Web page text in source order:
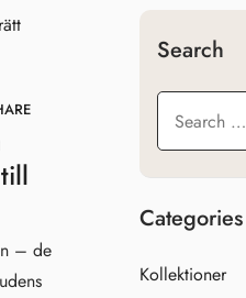
– de
Search
Categories
Kollektioner